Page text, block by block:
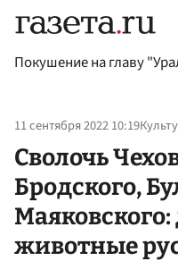
Покушение на главу
11 сентября 2022 10:19
Сволочь
Бродского,
животные